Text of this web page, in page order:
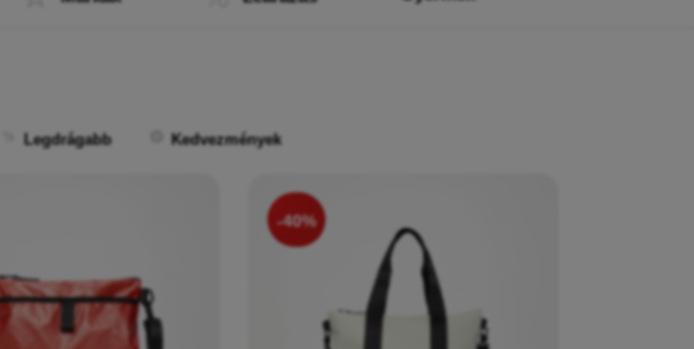
Legdrágabb Kedvezmények
-40%